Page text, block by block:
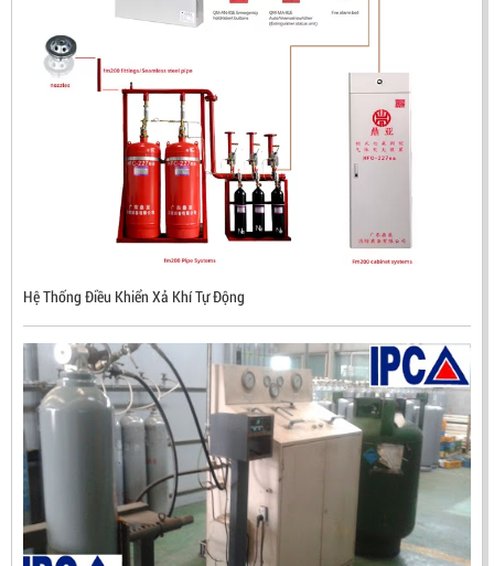
ĐẦU BÁO LỬA CHỐNG NỔ CHỐNG NƯỚC UV/IR- UX300
NHẬP KHẨU HÀN QUỐC
LIÊN HỆ
Mã sản phẩm: UX300
Hệ Thống Điều Khiển Xả Khí Tự Động